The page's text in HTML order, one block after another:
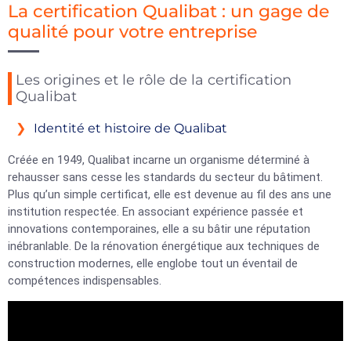
La certification Qualibat : un gage de
qualité pour votre entreprise
Les origines et le rôle de la certification
Qualibat
Identité et histoire de Qualibat
Créée en 1949, Qualibat incarne un organisme déterminé à
rehausser sans cesse les standards du secteur du bâtiment.
Plus qu’un simple certificat, elle est devenue au fil des ans une
institution respectée. En associant expérience passée et
innovations contemporaines, elle a su bâtir une réputation
inébranlable. De la rénovation énergétique aux techniques de
construction modernes, elle englobe tout un éventail de
compétences indispensables.